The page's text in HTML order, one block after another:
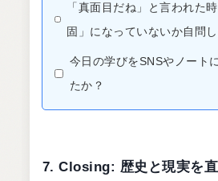
「真面目だね」と言われた
固」になっていないか自問
今日の学びをSNSやノート
たか？
7. Closing: 歴史と現実を